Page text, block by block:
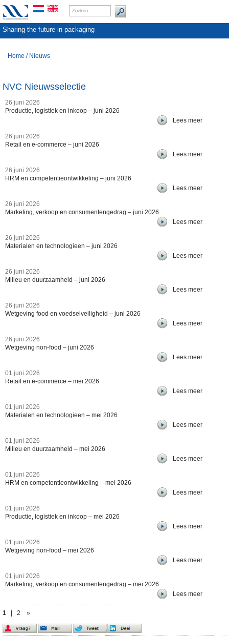
Sharing the future in packaging
Home / Nieuws
NVC Nieuwsselectie
26 juni 2026
Productie, logistiek en inkoop – juni 2026
Lees meer
26 juni 2026
Retail en e-commerce – juni 2026
Lees meer
26 juni 2026
HRM en competentieontwikkeling – juni 2026
Lees meer
26 juni 2026
Marketing, verkoop en consumentengedrag – juni 2026
Lees meer
26 juni 2026
Materialen en technologieen – juni 2026
Lees meer
26 juni 2026
Milieu en duurzaamheid – juni 2026
Lees meer
26 juni 2026
Wetgeving food en voedselveiligheid – juni 2026
Lees meer
26 juni 2026
Wetgeving non-food – juni 2026
Lees meer
01 juni 2026
Retail en e-commerce – mei 2026
Lees meer
01 juni 2026
Materialen en technologieen – mei 2026
Lees meer
01 juni 2026
Milieu en duurzaamheid – mei 2026
Lees meer
01 juni 2026
HRM en competentieontwikkeling – mei 2026
Lees meer
01 juni 2026
Productie, logistiek en inkoop – mei 2026
Lees meer
01 juni 2026
Wetgeving non-food – mei 2026
Lees meer
01 juni 2026
Marketing, verkoop en consumentengedrag – mei 2026
Lees meer
1 2 »